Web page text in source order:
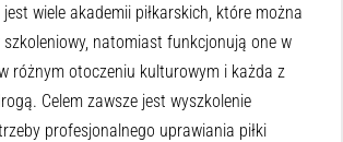
wiele akademii piłkarskich, które można
natomiast funkcjonują one w
różnym otoczeniu kulturowym i każda z
Celem zawsze jest wyszkolenie
profesjonalnego uprawiania piłki